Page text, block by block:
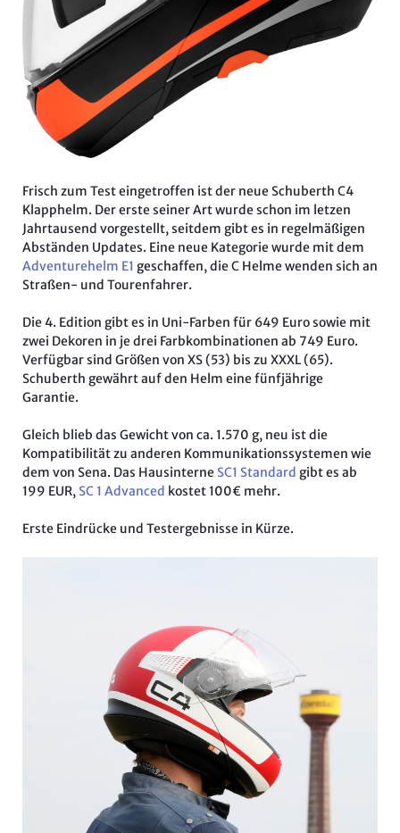
Frisch zum Test eingetroffen ist der neue Schuberth C4
Klapphelm. Der erste seiner Art wurde schon im letzen
Jahrtausend vorgestellt, seitdem gibt es in regelmäßigen
Abständen Updates. Eine neue Kategorie wurde mit dem
Adventurehelm E1 geschaffen, die C Helme wenden sich an
Straßen- und Tourenfahrer.
Die 4. Edition gibt es in Uni-Farben für 649 Euro sowie mit
zwei Dekoren in je drei Farbkombinationen ab 749 Euro.
Verfügbar sind Größen von XS (53) bis zu XXXL (65).
Schuberth gewährt auf den Helm eine fünfjährige
Garantie.
Gleich blieb das Gewicht von ca. 1.570 g, neu ist die
Kompatibilität zu anderen Kommunikationssystemen wie
dem von Sena. Das Hausinterne SC1 Standard gibt es ab
199 EUR, SC 1 Advanced kostet 100€ mehr.
Erste Eindrücke und Testergebnisse in Kürze.